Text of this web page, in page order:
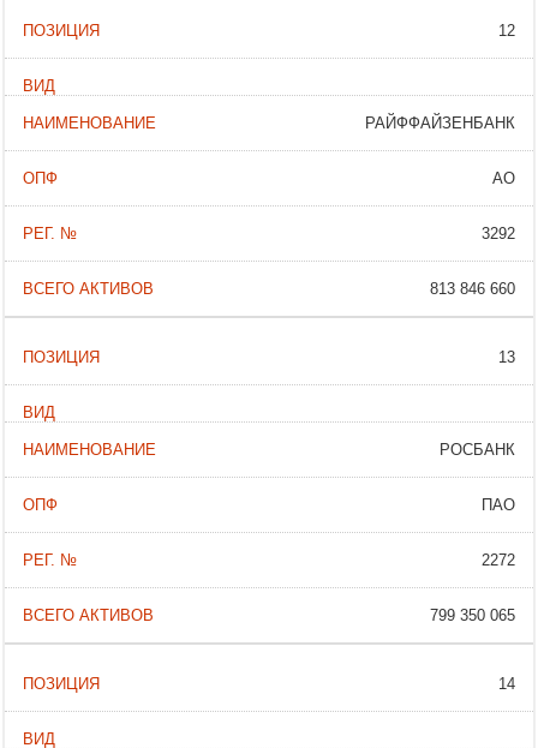
12
РАЙФФАЙЗЕНБАНК
АО
3292
813 846 660
13
РОСБАНК
ПАО
2272
799 350 065
14